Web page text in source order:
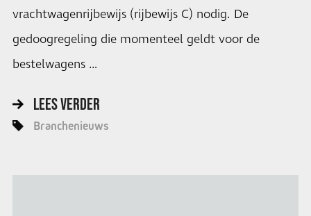
vrachtwagenrijbewijs (rijbewijs C) nodig. De
gedoogregeling die momenteel geldt voor de
bestelwagens …
LEES VERDER
Branchenieuws